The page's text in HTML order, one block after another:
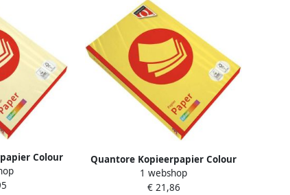
Colour
500 vel
Quantore Kopieerpapier Colour
A3 80gr zwavelgeel 500 vel
1 webshop
€ 21,86